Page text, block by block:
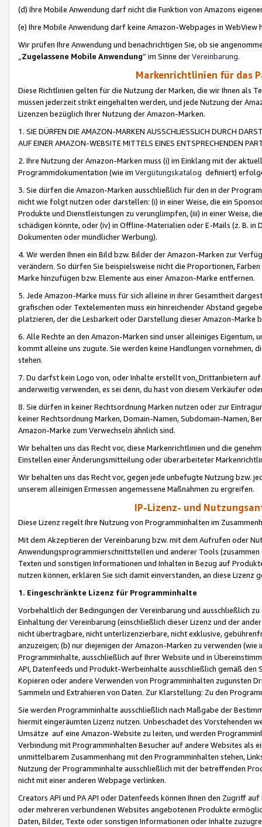
(d) Ihre Mobile Anwendung darf nicht die Funktion von Amazons
(e) Ihre Mobile Anwendung darf keine Amazon-Webpages in WebView
Wir prüfen Ihre Anwendung und benachrichtigen Sie, ob sie
„Zugelassene Mobile Anwendung“ im Sinne derVereinbarung.
Markenrichtlinien für das
Diese Richtlinien gelten für die Nutzung der Marken, die wir Ihnen als
müssen jederzeit strikt eingehalten werden, und jede Nutzung der
Lizenzen bezüglich Ihrer Nutzung der Amazon-Marken.
1. SIE DÜRFEN DIE AMAZON-MARKEN AUSSCHLIESSLICH DURCH
AUF EINER AMAZON-WEBSITE MITTELS EINES ENTSPRECHENDEN
2. Ihre Nutzung der Amazon-Marken muss (i) im Einklang mit der
Programmdokumentation (wie im Vergütungskatalog definiert)
3. Sie dürfen die Amazon-Marken ausschließlich für den in der
nicht wie folgt nutzen oder darstellen: (i) in einer Weise, die ein
Produkte und Dienstleistungen zu verunglimpfen, (iii) in einer Weise,
schädigen könnte, oder (iv) in Offline-Materialien oder E-Mails (z. B. in
Dokumenten oder mündlicher Werbung).
4. Wir werden Ihnen ein Bild bzw. Bilder der Amazon-Marken zur
verändern. So dürfen Sie beispielsweise nicht die Proportionen,
Marke hinzufügen bzw. Elemente aus einer Amazon-Marke entfernen.
5. Jede Amazon-Marke muss für sich alleine in ihrer Gesamtheit
grafischen oder Textelementen muss ein hinreichender Abstand
platzieren, der die Lesbarkeit oder Darstellung dieser Amazon-Marke
6. Alle Rechte an den Amazon-Marken sind unser alleiniges
kommt alleine uns zugute. Sie werden keine Handlungen vornehmen,
stehen.
7. Du darfst kein Logo von, oder Inhalte erstellt von,Drittanbietern auf
anderweitig verwenden, es sei denn, du hast von diesem Verkäufer
8. Sie dürfen in keiner Rechtsordnung Marken nutzen oder zur
keiner Rechtsordnung Marken, Domain-Namen, Subdomain-Namen,
Amazon-Marke zum Verwechseln ähnlich sind.
Wir behalten uns das Recht vor, diese Markenrichtlinien und die
Einstellen einer Änderungsmitteilung oder überarbeiteter
Wir behalten uns das Recht vor, gegen jede unbefugte Nutzung bzw.
unserem alleinigen Ermessen angemessene Maßnahmen zu ergreifen.
IP-Lizenz- und
Diese Lizenz regelt Ihre Nutzung von Programminhalten im
Mit dem Akzeptieren der Vereinbarung bzw. mit dem Aufrufen oder
Anwendungsprogrammierschnittstellen und anderer Tools (zusammen
Texten und sonstigen Informationen und Inhalten in Bezug auf
nutzen können, erklären Sie sich damit einverstanden, an diese Lizenz
1. Eingeschränkte Lizenz für Programminhalte
Vorbehaltlich der Bedingungen der Vereinbarung und ausschließlich
Einhaltung der Vereinbarung (einschließlich dieser Lizenz und der
nicht übertragbare, nicht unterlizenzierbare, nicht exklusive,
anzuzeigen; (b) nur diejenigen der Amazon-Marken zu verwenden
Programminhalte, ausschließlich auf Ihrer Website und in
API, Datenfeeds und Produkt-Werbeinhalte ausschließlich gemäß
Kopieren oder andere Verwenden von Programminhalten zugunsten
Sammeln und Extrahieren von Daten. Zur Klarstellung: Zu den
Sie werden Programminhalte ausschließlich nach Maßgabe der
hiermit eingeräumten Lizenz nutzen. Unbeschadet des Vorstehenden
Umsätze auf eine Amazon-Website zu leiten, und werden
Verbindung mit Programminhalten Besucher auf andere Websites als
unmittelbarem Zusammenhang mit den Programminhalten stehen,
Nutzung der Programminhalte ausschließlich mit der betreffenden
nicht mit einer anderen Webpage verlinken.
Creators API und PA API oder Datenfeeds können Ihnen den Zugriff
oder mehreren verbundenen Websites angebotenen Produkte
Daten, Bilder, Texte oder sonstigen Informationen oder Inhalte